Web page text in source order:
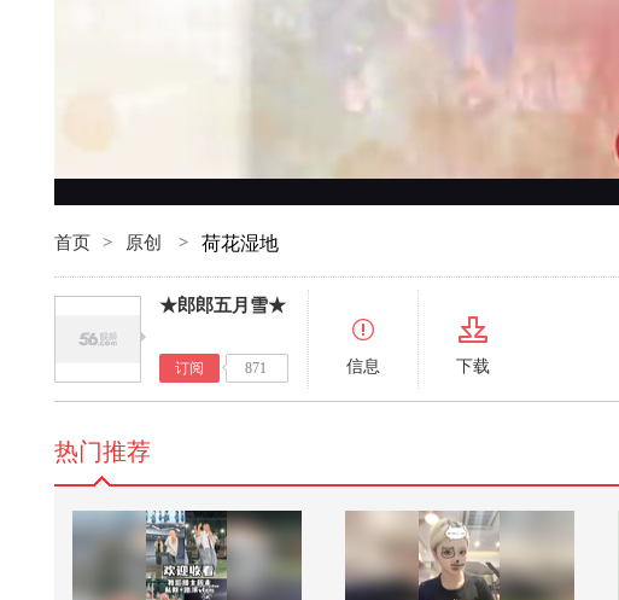
首页 > 原创 > 荷花湿地
★郎郎五月雪★
订阅 871 信息 下载
热门推荐